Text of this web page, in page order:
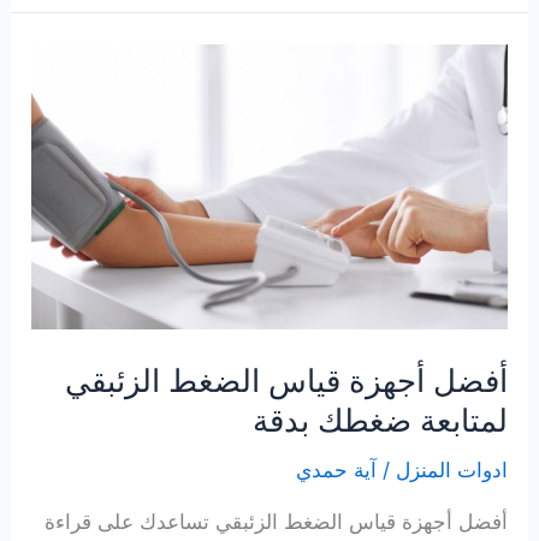
قلاية
هوائية
تساعدك
في
صحتك
لعام
2025
أفضل أجهزة قياس الضغط الزئبقي
لمتابعة ضغطك بدقة
ادوات المنزل / آية حمدي
أفضل أجهزة قياس الضغط الزئبقي تساعدك على قراءة